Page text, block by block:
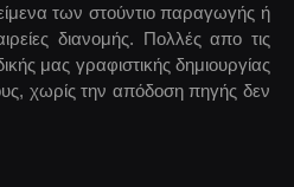
των στούντιο παραγωγής ή
διανομής. Πολλές απο τις
μας γραφιστικής δημιουργίας
χωρίς την απόδοση πηγής δεν